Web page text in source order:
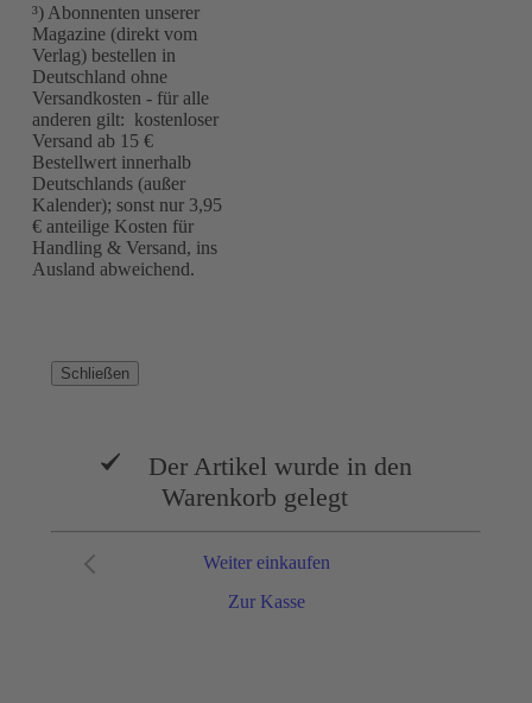
³) Abonnenten unserer
Magazine (direkt vom
Verlag) bestellen in
Deutschland ohne
Versandkosten - für alle
anderen gilt: kostenloser
Versand ab 15 €
Bestellwert innerhalb
Deutschlands (außer
Kalender); sonst nur 3,95
€ anteilige Kosten für
Handling & Versand, ins
Ausland abweichend.
Schließen
Der Artikel wurde in den
Warenkorb gelegt
Zur Kasse
Weiter einkaufen